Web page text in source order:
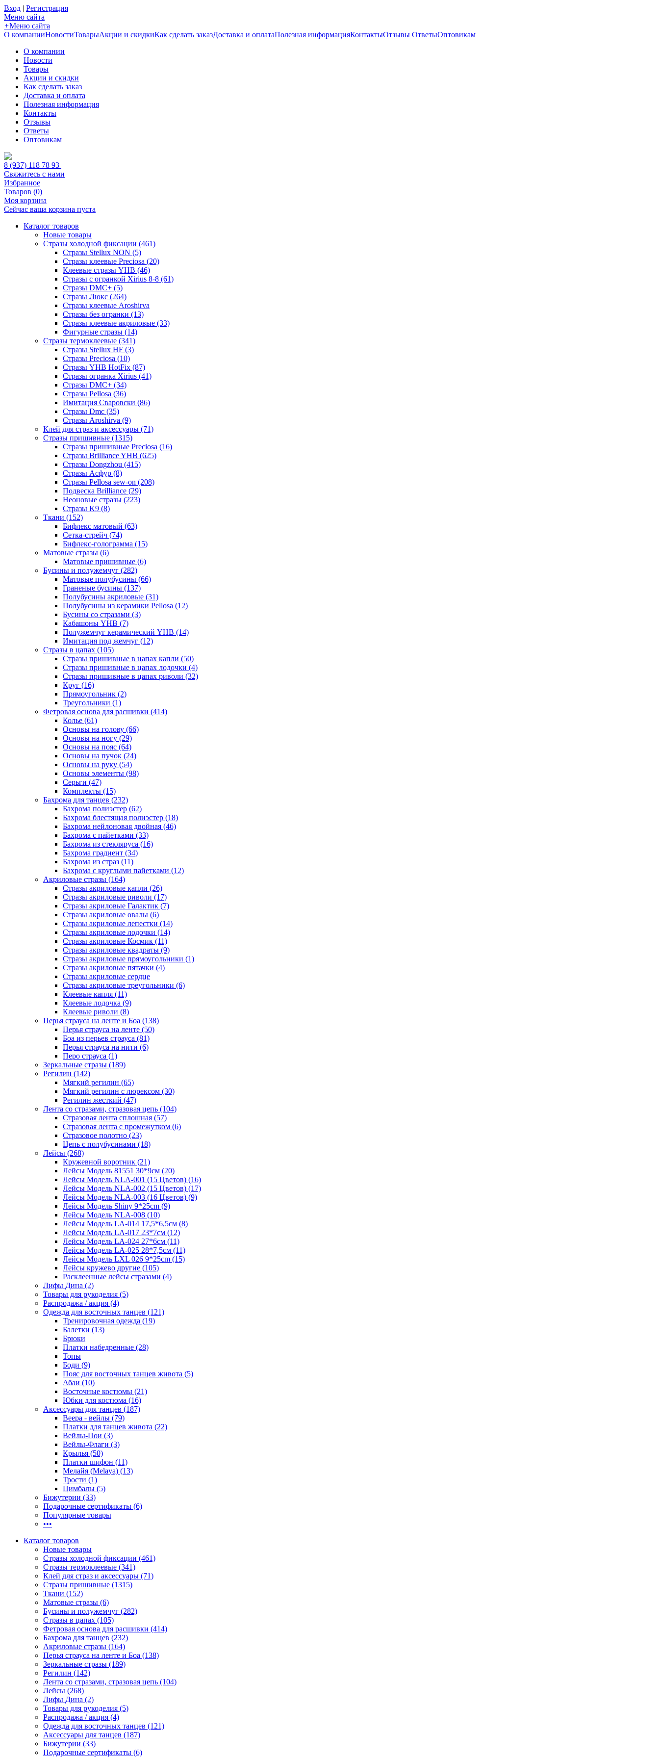
Вход | Регистрация
Меню сайта
+Меню сайта
О компанииНовостиТоварыАкции и скидкиКак сделать заказДоставка и оплатаПолезная информацияКонтактыОтзывы ОтветыОптовикам
О компании
Новости
Товары
Акции и скидки
Как сделать заказ
Доставка и оплата
Полезная информация
Контакты
Отзывы
Ответы
Оптовикам
8 (937) 118 78 93
Свяжитесь с нами
Избранное
Товаров (0)
Моя корзина
Сейчас ваша корзина пуста
Каталог товаров
Новые товары
Стразы холодной фиксации (461)
Стразы Stellux NON (5)
Стразы клеевые Preciosa (20)
Клеевые стразы YHB (46)
Стразы с огранкой Xirius 8-8 (61)
Стразы DMC+ (5)
Стразы Люкс (264)
Стразы клеевые Aroshirva
Стразы без огранки (13)
Стразы клеевые акриловые (33)
Фигурные стразы (14)
Стразы термоклеевые (341)
Стразы Stellux HF (3)
Стразы Preciosa (10)
Стразы YHB HotFix (87)
Стразы огранка Xirius (41)
Стразы DMC+ (34)
Стразы Pellosa (36)
Имитация Сваровски (86)
Стразы Dmc (35)
Стразы Aroshirva (9)
Клей для страз и аксессуары (71)
Стразы пришивные (1315)
Стразы пришивные Preciosa (16)
Стразы Brilliance YHB (625)
Стразы Dongzhou (415)
Стразы Асфур (8)
Стразы Pellosa sew-on (208)
Подвеска Brilliance (29)
Неоновые стразы (223)
Стразы K9 (8)
Ткани (152)
Бифлекс матовый (63)
Сетка-стрейч (74)
Бифлекс-голограмма (15)
Матовые стразы (6)
Матовые пришивные (6)
Бусины и полужемчуг (282)
Матовые полубусины (66)
Граненые бусины (137)
Полубусины акриловые (31)
Полубусины из керамики Pellosa (12)
Бусины со стразами (3)
Кабашоны YHB (7)
Полужемчуг керамический YHB (14)
Имитация под жемчуг (12)
Стразы в цапах (105)
Стразы пришивные в цапах капли (50)
Стразы пришивные в цапах лодочки (4)
Стразы пришивные в цапах риволи (32)
Круг (16)
Прямоугольник (2)
Треугольники (1)
Фетровая основа для расшивки (414)
Колье (61)
Основы на голову (66)
Основы на ногу (29)
Основы на пояс (64)
Основы на пучок (24)
Основы на руку (54)
Основы элементы (98)
Серьги (47)
Комплекты (15)
Бахрома для танцев (232)
Бахрома полиэстер (62)
Бахрома блестящая полиэстер (18)
Бахрома нейлоновая двойная (46)
Бахрома с пайетками (33)
Бахрома из стекляруса (16)
Бахрома градиент (34)
Бахрома из страз (11)
Бахрома с круглыми пайетками (12)
Акриловые стразы (164)
Стразы акриловые капли (26)
Стразы акриловые риволи (17)
Стразы акриловые Галактик (7)
Стразы акриловые овалы (6)
Стразы акриловые лепестки (14)
Стразы акриловые лодочки (14)
Стразы акриловые Космик (11)
Стразы акриловые квадраты (9)
Стразы акриловые прямоугольники (1)
Стразы акриловые пятачки (4)
Стразы акриловые сердце
Стразы акриловые треугольники (6)
Клеевые капля (11)
Клеевые лодочка (9)
Клеевые риволи (8)
Перья страуса на ленте и Боа (138)
Перья страуса на ленте (50)
Боа из перьев страуса (81)
Перья страуса на нити (6)
Перо страуса (1)
Зеркальные стразы (189)
Регилин (142)
Мягкий регилин (65)
Мягкий регилин с люрексом (30)
Регилин жесткий (47)
Лента со стразами, стразовая цепь (104)
Стразовая лента сплошная (57)
Стразовая лента с промежутком (6)
Стразовое полотно (23)
Цепь с полубусинами (18)
Лейсы (268)
Кружевной воротник (21)
Лейсы Модель 81551 30*9см (20)
Лейсы Модель NLA-001 (15 Цветов) (16)
Лейсы Модель NLA-002 (15 Цветов) (17)
Лейсы Модель NLA-003 (16 Цветов) (9)
Лейсы Модель Shiny 9*25cm (9)
Лейсы Модель NLA-008 (10)
Лейсы Модель LA-014 17,5*6,5см (8)
Лейсы Модель LA-017 23*7см (12)
Лейсы Модель LA-024 27*6см (11)
Лейсы Модель LA-025 28*7,5см (11)
Лейсы Модель LXL 026 9*25cm (15)
Лейсы кружево другие (105)
Расклеенные лейсы стразами (4)
Лифы Дина (2)
Товары для рукоделия (5)
Распродажа / акция (4)
Одежда для восточных танцев (121)
Тренировочная одежда (19)
Балетки (13)
Брюки
Платки набедренные (28)
Топы
Боди (9)
Пояс для восточных танцев живота (5)
Абаи (10)
Восточные костюмы (21)
Юбки для костюма (16)
Аксессуары для танцев (187)
Веера - вейлы (79)
Платки для танцев живота (22)
Вейлы-Пои (3)
Вейлы-Флаги (3)
Крылья (50)
Платки шифон (11)
Мелайя (Melaya) (13)
Трости (1)
Цимбалы (5)
Бижутерии (33)
Подарочные сертификаты (6)
Популярные товары
•••
Каталог товаров
Новые товары
Стразы холодной фиксации (461)
Стразы термоклеевые (341)
Клей для страз и аксессуары (71)
Стразы пришивные (1315)
Ткани (152)
Матовые стразы (6)
Бусины и полужемчуг (282)
Стразы в цапах (105)
Фетровая основа для расшивки (414)
Бахрома для танцев (232)
Акриловые стразы (164)
Перья страуса на ленте и Боа (138)
Зеркальные стразы (189)
Регилин (142)
Лента со стразами, стразовая цепь (104)
Лейсы (268)
Лифы Дина (2)
Товары для рукоделия (5)
Распродажа / акция (4)
Одежда для восточных танцев (121)
Аксессуары для танцев (187)
Бижутерии (33)
Подарочные сертификаты (6)